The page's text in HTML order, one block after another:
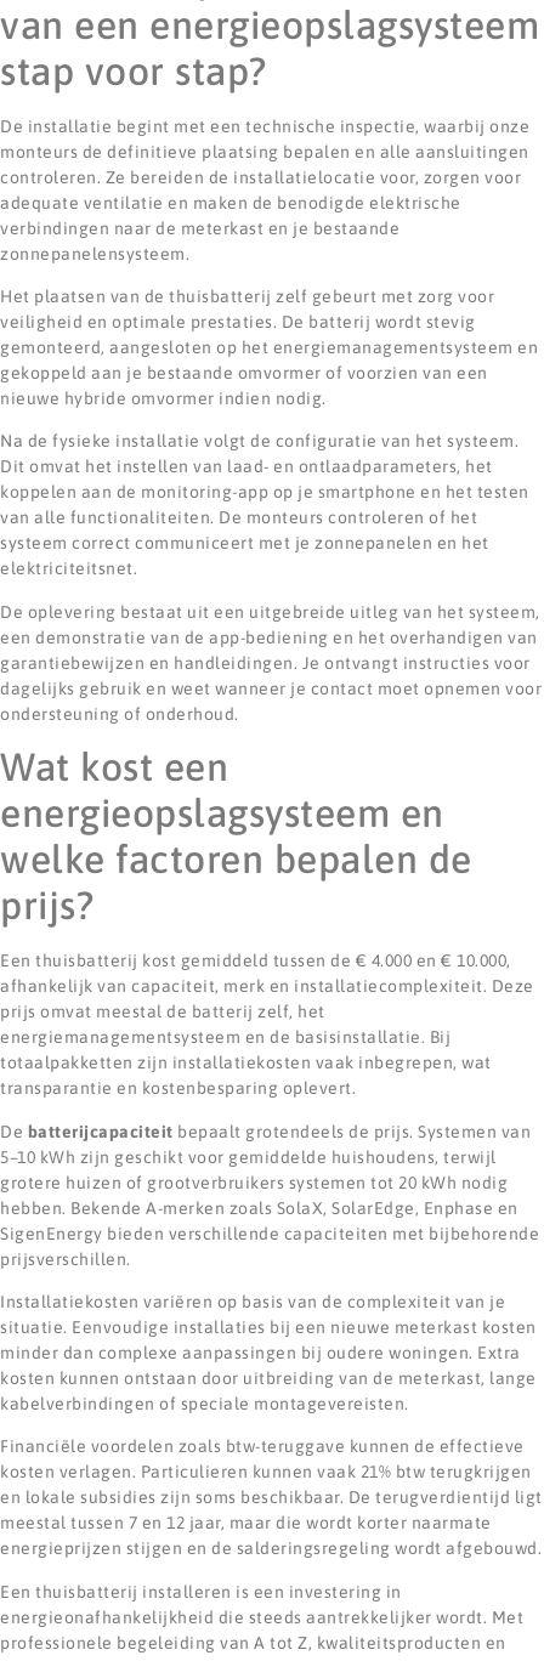
van een energieopslagsysteem
stap voor stap?
De installatie begint met een technische inspectie, waarbij onze
monteurs de definitieve plaatsing bepalen en alle aansluitingen
controleren. Ze bereiden de installatielocatie voor, zorgen voor
adequate ventilatie en maken de benodigde elektrische
verbindingen naar de meterkast en je bestaande
zonnepanelensysteem.
Het plaatsen van de thuisbatterij zelf gebeurt met zorg voor
veiligheid en optimale prestaties. De batterij wordt stevig
gemonteerd, aangesloten op het energiemanagementsysteem en
gekoppeld aan je bestaande omvormer of voorzien van een
nieuwe hybride omvormer indien nodig.
Na de fysieke installatie volgt de configuratie van het systeem.
Dit omvat het instellen van laad- en ontlaadparameters, het
koppelen aan de monitoring-app op je smartphone en het testen
van alle functionaliteiten. De monteurs controleren of het
systeem correct communiceert met je zonnepanelen en het
elektriciteitsnet.
De oplevering bestaat uit een uitgebreide uitleg van het systeem,
een demonstratie van de app-bediening en het overhandigen van
garantiebewijzen en handleidingen. Je ontvangt instructies voor
dagelijks gebruik en weet wanneer je contact moet opnemen voor
ondersteuning of onderhoud.
Wat kost een
energieopslagsysteem en
welke factoren bepalen de
prijs?
Een thuisbatterij kost gemiddeld tussen de € 4.000 en € 10.000,
afhankelijk van capaciteit, merk en installatiecomplexiteit. Deze
prijs omvat meestal de batterij zelf, het
energiemanagementsysteem en de basisinstallatie. Bij
totaalpakketten zijn installatiekosten vaak inbegrepen, wat
transparantie en kostenbesparing oplevert.
De batterijcapaciteit bepaalt grotendeels de prijs. Systemen van
5–10 kWh zijn geschikt voor gemiddelde huishoudens, terwijl
grotere huizen of grootverbruikers systemen tot 20 kWh nodig
hebben. Bekende A-merken zoals SolaX, SolarEdge, Enphase en
SigenEnergy bieden verschillende capaciteiten met bijbehorende
prijsverschillen.
Installatiekosten variëren op basis van de complexiteit van je
situatie. Eenvoudige installaties bij een nieuwe meterkast kosten
minder dan complexe aanpassingen bij oudere woningen. Extra
kosten kunnen ontstaan door uitbreiding van de meterkast, lange
kabelverbindingen of speciale montagevereisten.
Financiële voordelen zoals btw-teruggave kunnen de effectieve
kosten verlagen. Particulieren kunnen vaak 21% btw terugkrijgen
en lokale subsidies zijn soms beschikbaar. De terugverdientijd ligt
meestal tussen 7 en 12 jaar, maar die wordt korter naarmate
energieprijzen stijgen en de salderingsregeling wordt afgebouwd.
Een thuisbatterij installeren is een investering in
energieonafhankelijkheid die steeds aantrekkelijker wordt. Met
professionele begeleiding van A tot Z, kwaliteitsproducten en